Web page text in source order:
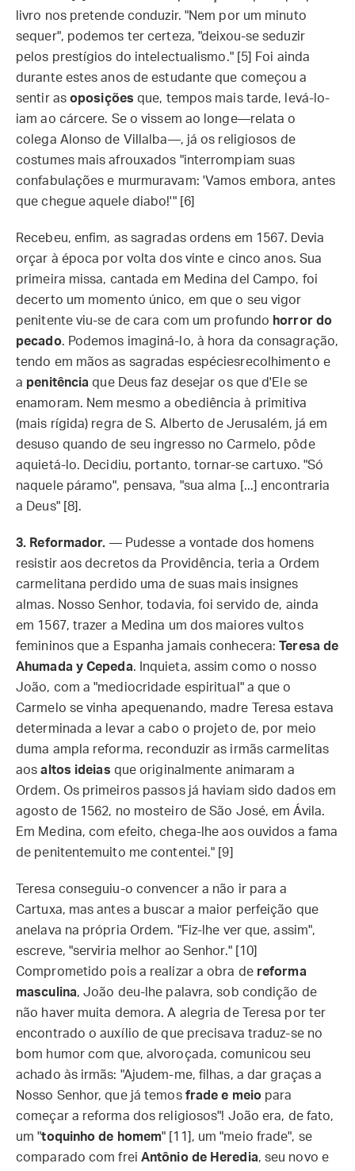
livro nos pretende conduzir. "Nem por um minuto
sequer", podemos ter certeza, "deixou-se seduzir
pelos prestígios do intelectualismo." [5] Foi ainda
durante estes anos de estudante que começou a
sentir as oposições que, tempos mais tarde, levá-lo-
iam ao cárcere. Se o vissem ao longe—relata o
colega Alonso de Villalba—, já os religiosos de
costumes mais afrouxados "interrompiam suas
confabulações e murmuravam: 'Vamos embora, antes
que chegue aquele diabo!'" [6]
Recebeu, enfim, as sagradas ordens em 1567. Devia
orçar à época por volta dos vinte e cinco anos. Sua
primeira missa, cantada em Medina del Campo, foi
decerto um momento único, em que o seu vigor
penitente viu-se de cara com um profundo horror do
pecado. Podemos imaginá-lo, à hora da consagração,
tendo em mãos as sagradas espéciesrecolhimento e
a penitência que Deus faz desejar os que d'Ele se
enamoram. Nem mesmo a obediência à primitiva
(mais rígida) regra de S. Alberto de Jerusalém, já em
desuso quando de seu ingresso no Carmelo, pôde
aquietá-lo. Decidiu, portanto, tornar-se cartuxo. "Só
naquele páramo", pensava, "sua alma [...] encontraria
a Deus" [8].
3. Reformador. — Pudesse a vontade dos homens
resistir aos decretos da Providência, teria a Ordem
carmelitana perdido uma de suas mais insignes
almas. Nosso Senhor, todavia, foi servido de, ainda
em 1567, trazer a Medina um dos maiores vultos
femininos que a Espanha jamais conhecera:Teresa de
Ahumada y Cepeda. Inquieta, assim como o nosso
João, com a "mediocridade espiritual" a que o
Carmelo se vinha apequenando, madre Teresa estava
determinada a levar a cabo o projeto de, por meio
duma ampla reforma, reconduzir as irmãs carmelitas
aosaltos ideias que originalmente animaram a
Ordem. Os primeiros passos já haviam sido dados em
agosto de 1562, no mosteiro de São José, em Ávila.
Em Medina, com efeito, chega-lhe aos ouvidos a fama
de penitentemuito me contentei." [9]
Teresa conseguiu-o convencer a não ir para a
Cartuxa, mas antes a buscar a maior perfeição que
anelava na própria Ordem. "Fiz-lhe ver que, assim",
escreve, "serviria melhor ao Senhor." [10]
Comprometido pois a realizar a obra de reforma
masculina, João deu-lhe palavra, sob condição de
não haver muita demora. A alegria de Teresa por ter
encontrado o auxílio de que precisava traduz-se no
bom humor com que, alvoroçada, comunicou seu
achado às irmãs: "Ajudem-me, filhas, a dar graças a
Nosso Senhor, que já temos frade e meiopara
começar a reforma dos religiosos"! João era, de fato,
um "toquinho de homem" [11], um "meio frade", se
comparado com frei Antônio de Heredia, seu novo e